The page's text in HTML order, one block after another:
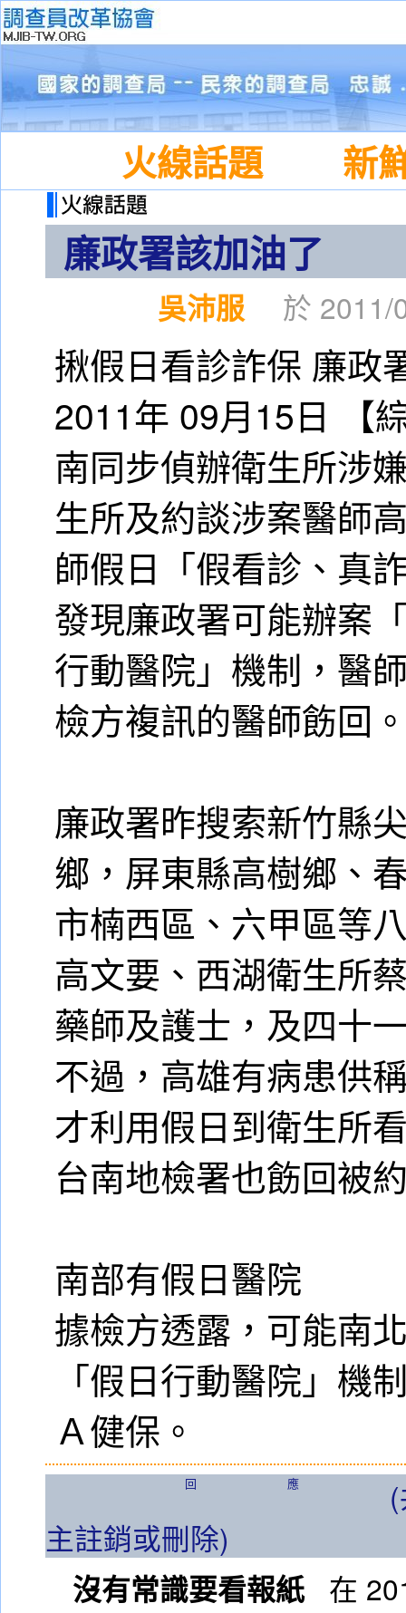
火線話題 新
廉政署該加油了
吳沛服 於 2011/
揪假日看診詐保 廉政
2011年 09月15日 【
南同步偵辦衛生所涉
生所及約談涉案醫師
師假日「假看診、真
發現廉政署可能辦案
行動醫院」機制，醫
檢方複訊的醫師飭回
廉政署昨搜索新竹縣
鄉，屏東縣高樹鄉、
市楠西區、六甲區等
高文要、西湖衛生所
藥師及護士，及四十
不過，高雄有病患供
才利用假日到衛生所
台南地檢署也飭回被
南部有假日醫院
據檢方透露，可能南
「假日行動醫院」機
Ａ健保。
回應
主註銷或刪除)
沒有常識要看報紙 在